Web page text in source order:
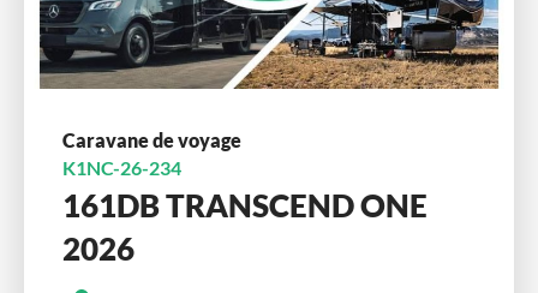
Caravane de voyage
K1NC-26-234
161DB TRANSCEND ONE
2026